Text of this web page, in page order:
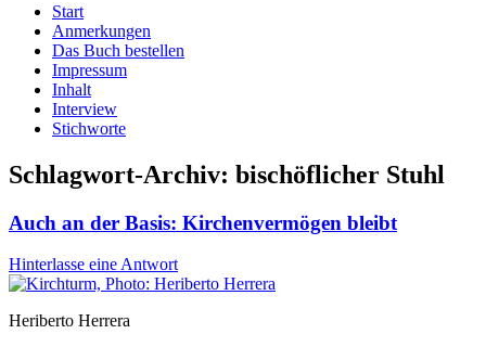
Start
Anmerkungen
Das Buch bestellen
Impressum
Inhalt
Interview
Stichworte
Schlagwort-Archiv: bischöflicher Stuhl
Auch an der Basis: Kirchenvermögen bleibt
Hinterlasse eine Antwort
Heriberto Herrera